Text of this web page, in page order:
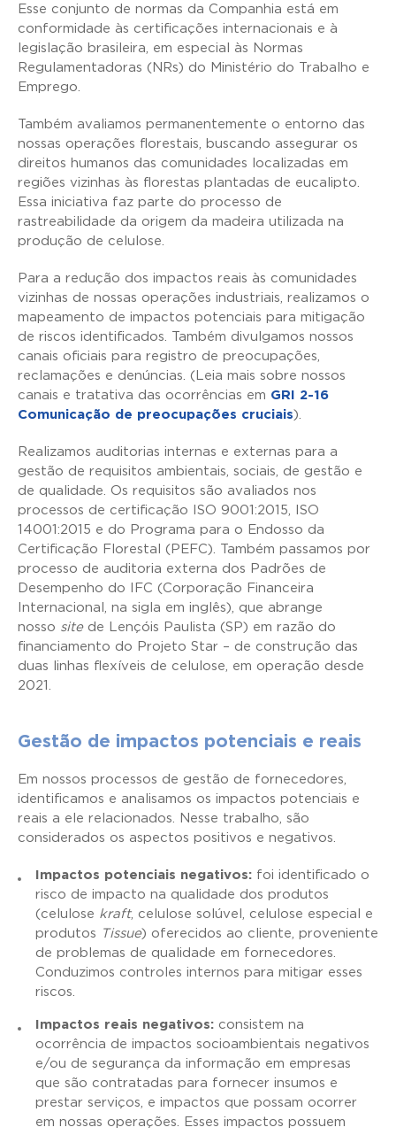
Esse conjunto de normas da Companhia está em
conformidade às certificações internacionais e à
legislação brasileira, em especial às Normas
Regulamentadoras (NRs) do Ministério do Trabalho e
Emprego.
Também avaliamos permanentemente o entorno das
nossas operações florestais, buscando assegurar os
direitos humanos das comunidades localizadas em
regiões vizinhas às florestas plantadas de eucalipto.
Essa iniciativa faz parte do processo de
rastreabilidade da origem da madeira utilizada na
produção de celulose.
Para a redução dos impactos reais às comunidades
vizinhas de nossas operações industriais, realizamos o
mapeamento de impactos potenciais para mitigação
de riscos identificados. Também divulgamos nossos
canais oficiais para registro de preocupações,
reclamações e denúncias. (Leia mais sobre nossos
canais e tratativa das ocorrências em GRI 2-16
Comunicação de preocupações cruciais).
Realizamos auditorias internas e externas para a
gestão de requisitos ambientais, sociais, de gestão e
de qualidade. Os requisitos são avaliados nos
processos de certificação ISO 9001:2015, ISO
14001:2015 e do Programa para o Endosso da
Certificação Florestal (PEFC). Também passamos por
processo de auditoria externa dos Padrões de
Desempenho do IFC (Corporação Financeira
Internacional, na sigla em inglês), que abrange
nosso sitede Lençóis Paulista (SP) em razão do
financiamento do Projeto Star – de construção das
duas linhas flexíveis de celulose, em operação desde
2021.
Gestão de impactos potenciais e reais
Em nossos processos de gestão de fornecedores,
identificamos e analisamos os impactos potenciais e
reais a ele relacionados. Nesse trabalho, são
considerados os aspectos positivos e negativos.
Impactos potenciais negativos: foi identificado o
risco de impacto na qualidade dos produtos
(celulose kraft, celulose solúvel, celulose especial e
produtos
Tissue) oferecidos ao cliente, proveniente
de problemas de qualidade em fornecedores.
Conduzimos controles internos para mitigar esses
riscos.
Impactos reais negativos: consistem na
ocorrência de impactos socioambientais negativos
e/ou de segurança da informação em empresas
que são contratadas para fornecer insumos e
prestar serviços, e impactos que possam ocorrer
em nossas operações. Esses impactos possuem